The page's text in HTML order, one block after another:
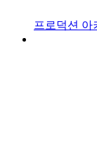
프로덕션 아